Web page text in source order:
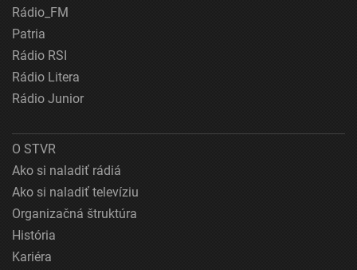
Rádio_FM
Patria
Rádio RSI
Rádio Litera
Rádio Junior
O STVR
Ako si naladiť rádiá
Ako si naladiť televíziu
Organizačná štruktúra
História
Kariéra